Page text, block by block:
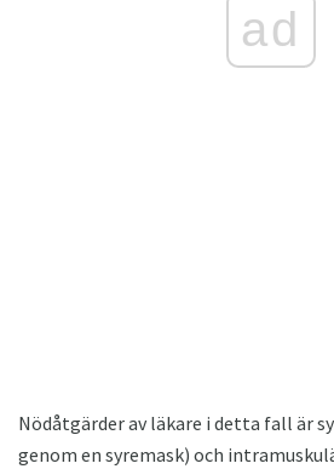
ad
Nödåtgärder av läkare i detta fall är
genom en syremask) och